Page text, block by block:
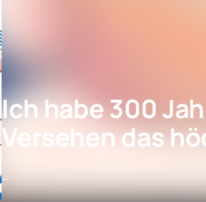
Ich habe 300
Versehen das
–